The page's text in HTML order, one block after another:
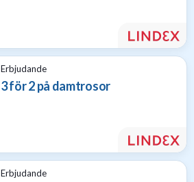
Erbjudande
3 för 2 på damtrosor
Erbjudande